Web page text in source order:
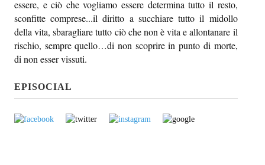
essere, e ciò che vogliamo essere determina tutto il resto,
sconfitte comprese...il diritto a succhiare tutto il midollo
della vita, sbaragliare tutto ciò che non è vita e allontanare il
rischio, sempre quello…di non scoprire in punto di morte,
di non esser vissuti.
EPISOCIAL